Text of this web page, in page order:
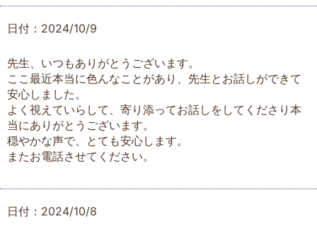
日付：2024/10/9
先生、いつもありがとうございます。
ここ最近本当に色んなことがあり、先生とお話しができて
安心しました。
よく視えていらして、寄り添ってお話しをしてくださり本
当にありがとうございます。
穏やかな声で、とても安心します。
またお電話させてください。
日付：2024/10/8